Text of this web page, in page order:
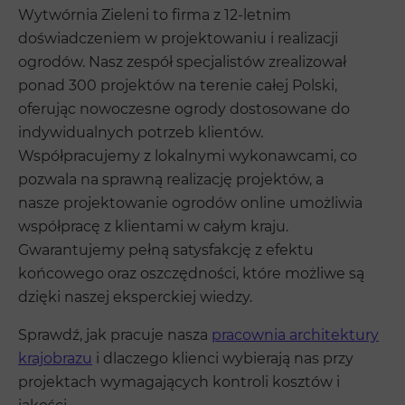
Wytwórnia Zieleni to firma z 12-letnim
doświadczeniem w projektowaniu i realizacji
ogrodów. Nasz zespół specjalistów zrealizował
ponad 300 projektów na terenie całej Polski,
oferując nowoczesne ogrody dostosowane do
indywidualnych potrzeb klientów.
Współpracujemy z lokalnymi wykonawcami, co
pozwala na sprawną realizację projektów, a
nasze projektowanie ogrodów online umożliwia
współpracę z klientami w całym kraju.
Gwarantujemy pełną satysfakcję z efektu
końcowego oraz oszczędności, które możliwe są
dzięki naszej eksperckiej wiedzy.
Sprawdź, jak pracuje nasza pracownia architektury
krajobrazu i dlaczego klienci wybierają nas przy
projektach wymagających kontroli kosztów i